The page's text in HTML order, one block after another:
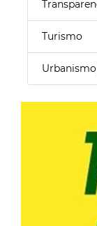
Turismo